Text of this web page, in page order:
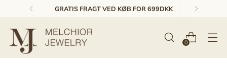
GRATIS FRAGT VED KØB FOR 699DKK
0